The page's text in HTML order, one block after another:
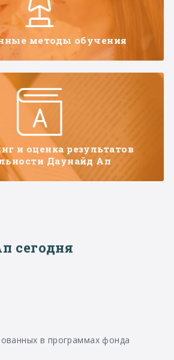
методы обучения
и оценка результатов
Даунайд Ап
сегодня
в программах фонда